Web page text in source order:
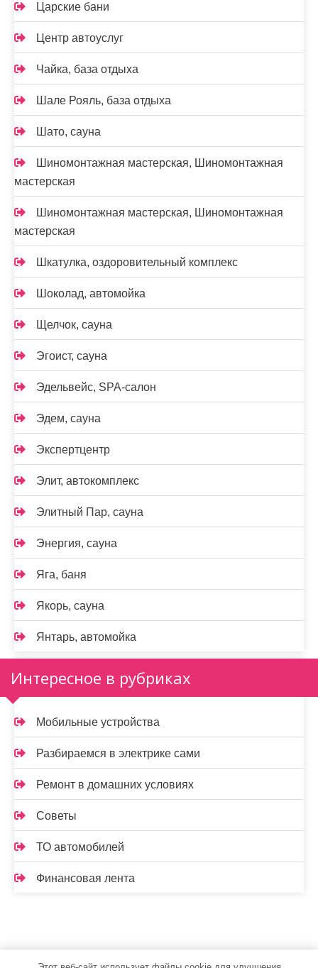
Царские бани
Центр автоуслуг
Чайка, база отдыха
Шале Рояль, база отдыха
Шато, сауна
Шиномонтажная мастерская, Шиномонтажная
мастерская
Шиномонтажная мастерская, Шиномонтажная
мастерская
Шкатулка, оздоровительный комплекс
Шоколад, автомойка
Щелчок, сауна
Эгоист, сауна
Эдельвейс, SPA-салон
Эдем, сауна
Экспертцентр
Элит, автокомплекс
Элитный Пар, сауна
Энергия, сауна
Яга, баня
Якорь, сауна
Янтарь, автомойка
Интересное в рубриках
Мобильные устройства
Разбираемся в электрике сами
Ремонт в домашних условиях
Советы
ТО автомобилей
Финансовая лента